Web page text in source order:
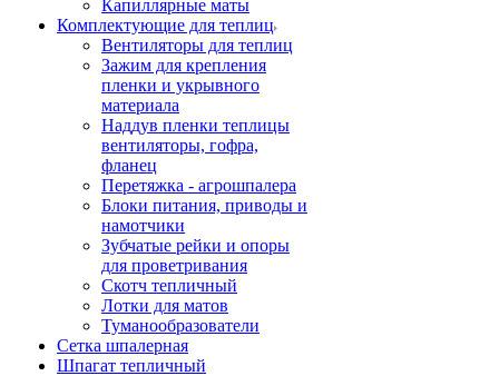
Капиллярные маты
Комплектующие для теплиц
Вентиляторы для теплиц
Зажим для крепления
пленки и укрывного
материала
Наддув пленки теплицы
вентиляторы, гофра,
фланец
Перетяжка - агрошпалера
Блоки питания, приводы и
намотчики
Зубчатые рейки и опоры
для проветривания
Скотч тепличный
Лотки для матов
Туманообразователи
Сетка шпалерная
Шпагат тепличный